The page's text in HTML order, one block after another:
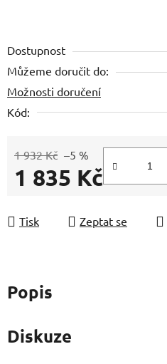
Dostupnost
Můžeme doručit do:
Možnosti doručení
Kód:
1 932 Kč –5 %
1 835 Kč
Tisk Zeptat se
Popis
Diskuze